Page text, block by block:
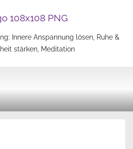
Innere Anspannung lösen, Ruhe &
stärken, Meditation